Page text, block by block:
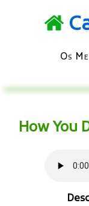
Os
How You